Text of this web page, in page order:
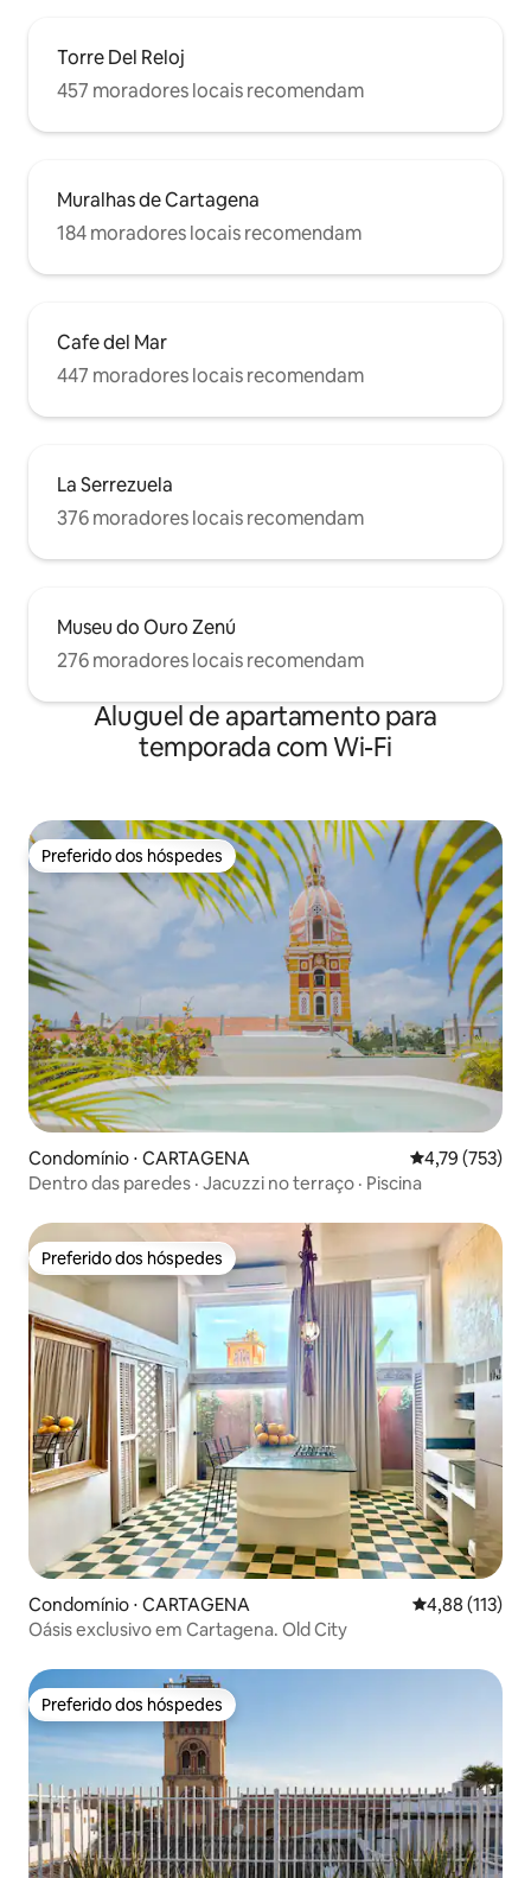
Torre Del Reloj
457 moradores locais recomendam
Muralhas de Cartagena
184 moradores locais recomendam
Cafe del Mar
447 moradores locais recomendam
La Serrezuela
376 moradores locais recomendam
Museu do Ouro Zenú
276 moradores locais recomendam
Aluguel de apartamento para
temporada com Wi-Fi
Preferido dos hóspedes
Preferido dos hóspedes
Condomínio ⋅ CARTAGENA 4,79 de uma
4,79 (753)
Dentro das paredes · Jacuzzi no terraço · Piscina
Preferido dos hóspedes
Preferido dos hóspedes
Condomínio ⋅ CARTAGENA 4,88 de uma
4,88 (113)
Oásis exclusivo em Cartagena. Old City
Preferido dos hóspedes
Preferido dos hóspedes